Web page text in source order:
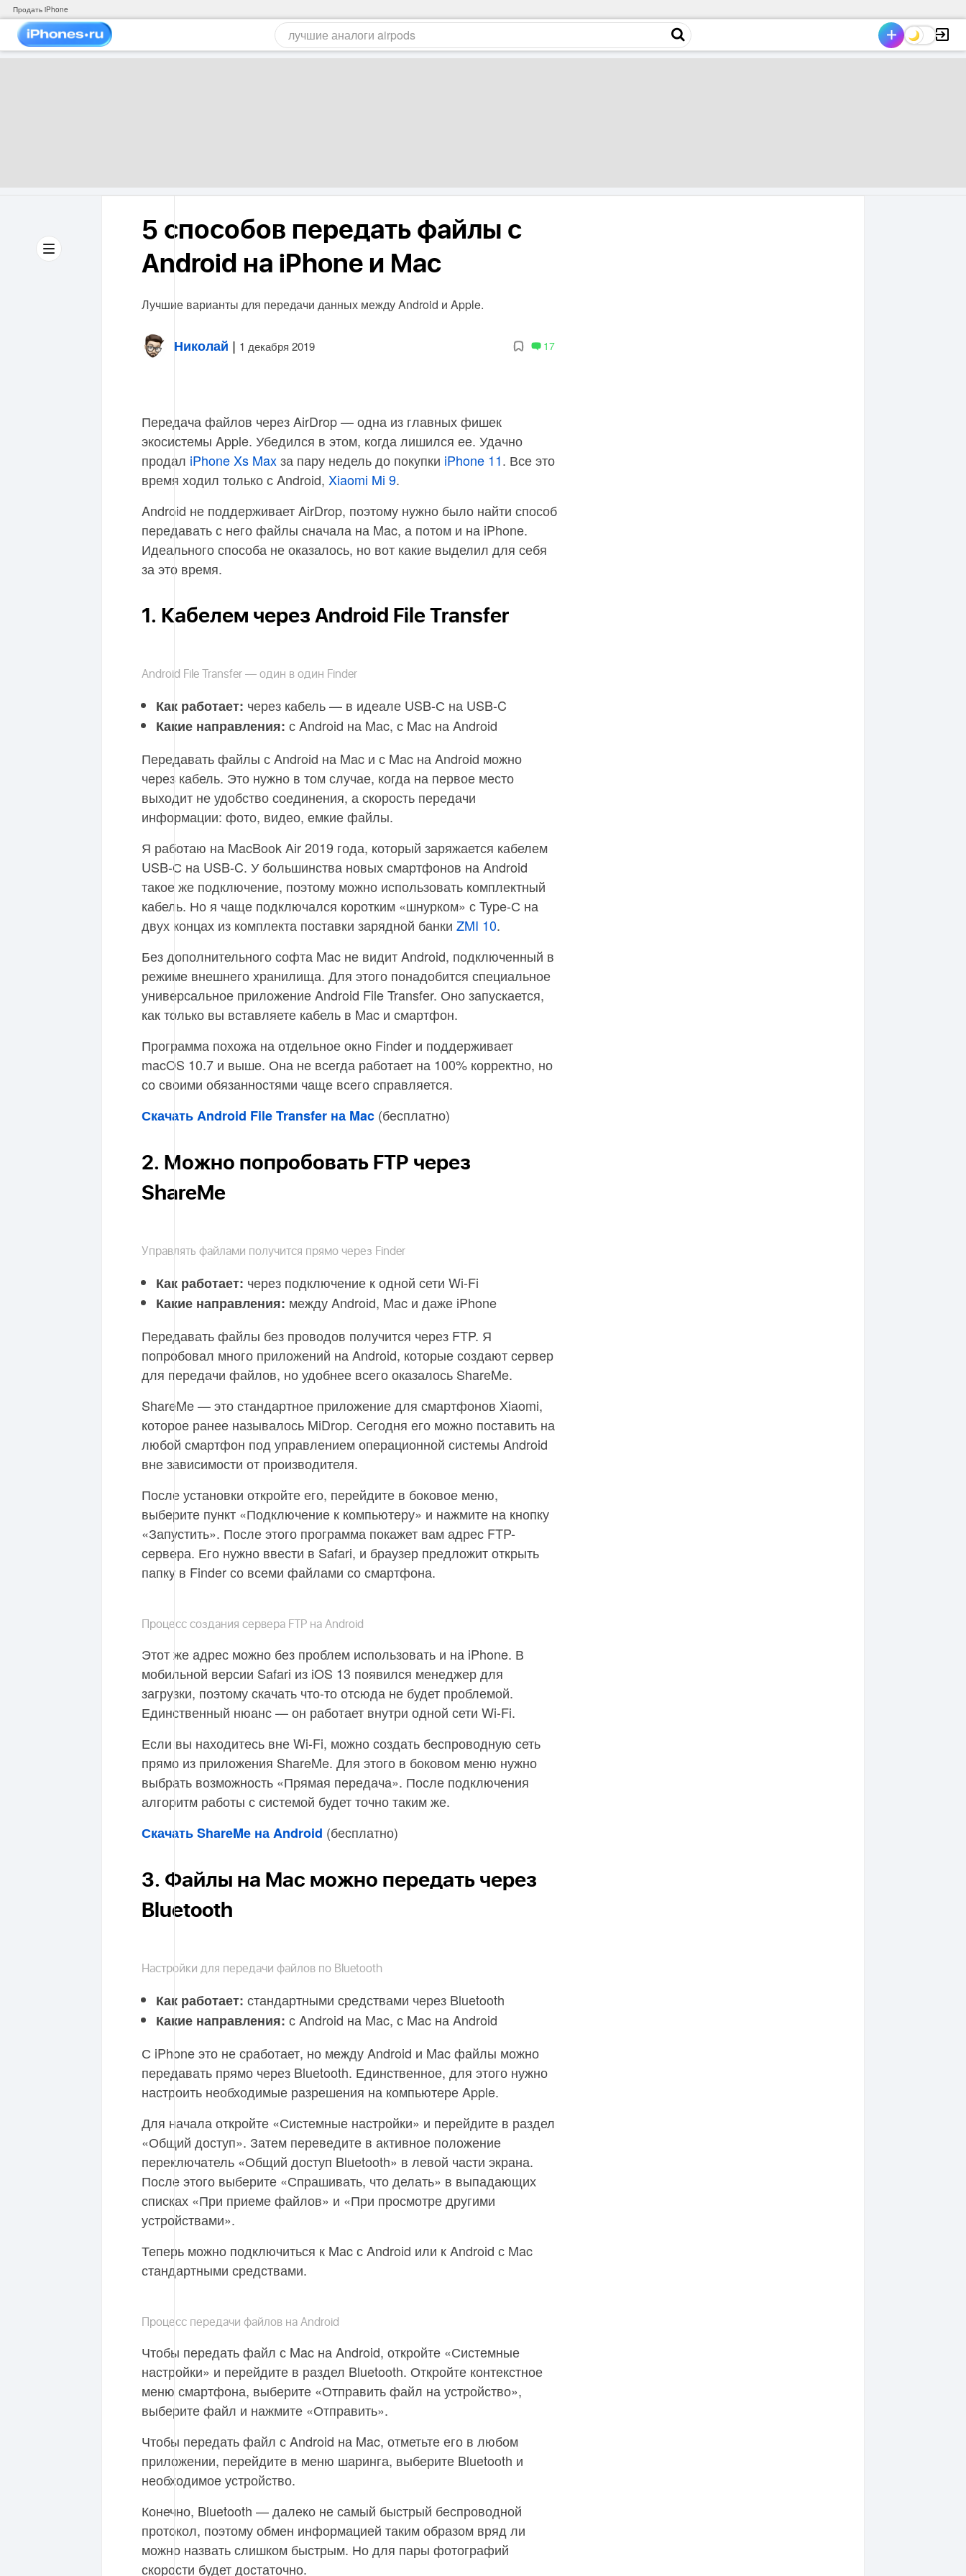
Продать iPhone
5 способов передать файлы с
Android на iPhone и Mac
Лучшие варианты для передачи данных между Android и Apple.
Николай | 1 декабря 2019 17
Передача файлов через AirDrop — одна из главных фишек
экосистемы Apple. Убедился в этом, когда лишился ее. Удачно
продал iPhone Xs Maxза пару недель до покупки iPhone 11. Все это
время ходил только с Android, Xiaomi Mi 9.
Android не поддерживает AirDrop, поэтому нужно было найти способ
передавать с него файлы сначала на Mac, а потом и на iPhone.
Идеального способа не оказалось, но вот какие выделил для себя
за это время.
1. Кабелем через Android File Transfer
Android File Transfer — один в один Finder
Как работает: через кабель — в идеале USB-С на USB-C
Какие направления: с Android на Mac, с Mac на Android
Передавать файлы с Android на Mac и с Mac на Android можно
через кабель. Это нужно в том случае, когда на первое место
выходит не удобство соединения, а скорость передачи
информации: фото, видео, емкие файлы.
Я работаю на MacBook Air 2019 года, который заряжается кабелем
USB-С на USB-C. У большинства новых смартфонов на Android
такое же подключение, поэтому можно использовать комплектный
кабель. Но я чаще подключался коротким «шнурком» с Type-С на
двух концах из комплекта поставки зарядной банки ZMI 10.
Без дополнительного софта Mac не видит Android, подключенный в
режиме внешнего хранилища. Для этого понадобится специальное
универсальное приложение Android File Transfer. Оно запускается,
как только вы вставляете кабель в Mac и смартфон.
Программа похожа на отдельное окно Finder и поддерживает
macOS 10.7 и выше. Она не всегда работает на 100% корректно, но
со своими обязанностями чаще всего справляется.
Скачать Android File Transfer на Mac (бесплатно)
2. Можно попробовать FTP через
ShareMe
Управлять файлами получится прямо через Finder
Как работает: через подключение к одной сети Wi-Fi
Какие направления: между Android, Mac и даже iPhone
Передавать файлы без проводов получится через FTP. Я
попробовал много приложений на Android, которые создают сервер
для передачи файлов, но удобнее всего оказалось ShareMe.
ShareMe — это стандартное приложение для смартфонов Xiaomi,
которое ранее называлось MiDrop. Сегодня его можно поставить на
любой смартфон под управлением операционной системы Android
вне зависимости от производителя.
После установки откройте его, перейдите в боковое меню,
выберите пункт «Подключение к компьютеру» и нажмите на кнопку
«Запустить». После этого программа покажет вам адрес FTP-
сервера. Его нужно ввести в Safari, и браузер предложит открыть
папку в Finder со всеми файлами со смартфона.
Процесс создания сервера FTP на Android
Этот же адрес можно без проблем использовать и на iPhone. В
мобильной версии Safari из iOS 13 появился менеджер для
загрузки, поэтому скачать что-то отсюда не будет проблемой.
Единственный нюанс — он работает внутри одной сети Wi-Fi.
Если вы находитесь вне Wi-Fi, можно создать беспроводную сеть
прямо из приложения ShareMe. Для этого в боковом меню нужно
выбрать возможность «Прямая передача». После подключения
алгоритм работы с системой будет точно таким же.
Скачать ShareMe на Android (бесплатно)
3. Файлы на Mac можно передать через
Bluetooth
Настройки для передачи файлов по Bluetooth
Как работает: стандартными средствами через Bluetooth
Какие направления: с Android на Mac, с Mac на Android
С iPhone это не сработает, но между Android и Mac файлы можно
передавать прямо через Bluetooth. Единственное, для этого нужно
настроить необходимые разрешения на компьютере Apple.
Для начала откройте «Системные настройки» и перейдите в раздел
«Общий доступ». Затем переведите в активное положение
переключатель «Общий доступ Bluetooth» в левой части экрана.
После этого выберите «Спрашивать, что делать» в выпадающих
списках «При приеме файлов» и «При просмотре другими
устройствами».
Теперь можно подключиться к Mac с Android или к Android с Mac
стандартными средствами.
Процесс передачи файлов на Android
Чтобы передать файл с Mac на Android, откройте «Системные
настройки» и перейдите в раздел Bluetooth. Откройте контекстное
меню смартфона, выберите «Отправить файл на устройство»,
выберите файл и нажмите «Отправить».
Чтобы передать файл с Android на Mac, отметьте его в любом
приложении, перейдите в меню шаринга, выберите Bluetooth и
необходимое устройство.
Конечно, Bluetooth — далеко не самый быстрый беспроводной
протокол, поэтому обмен информацией таким образом вряд ли
можно назвать слишком быстрым. Но для пары фотографий
скорости будет достаточно.